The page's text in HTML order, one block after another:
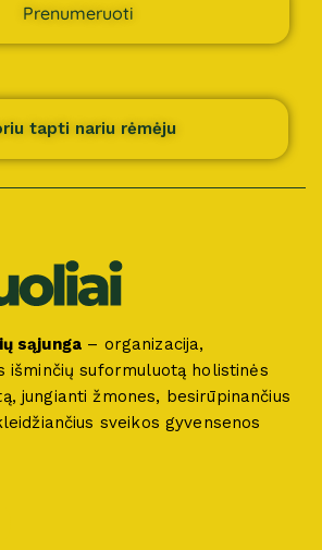
Prenumeruoti
tapti nariu rėmėju
sąjunga – organizacija,
išminčių suformuluotą holistinės
jungianti žmones, besirūpinančius
sveikos gyvensenos